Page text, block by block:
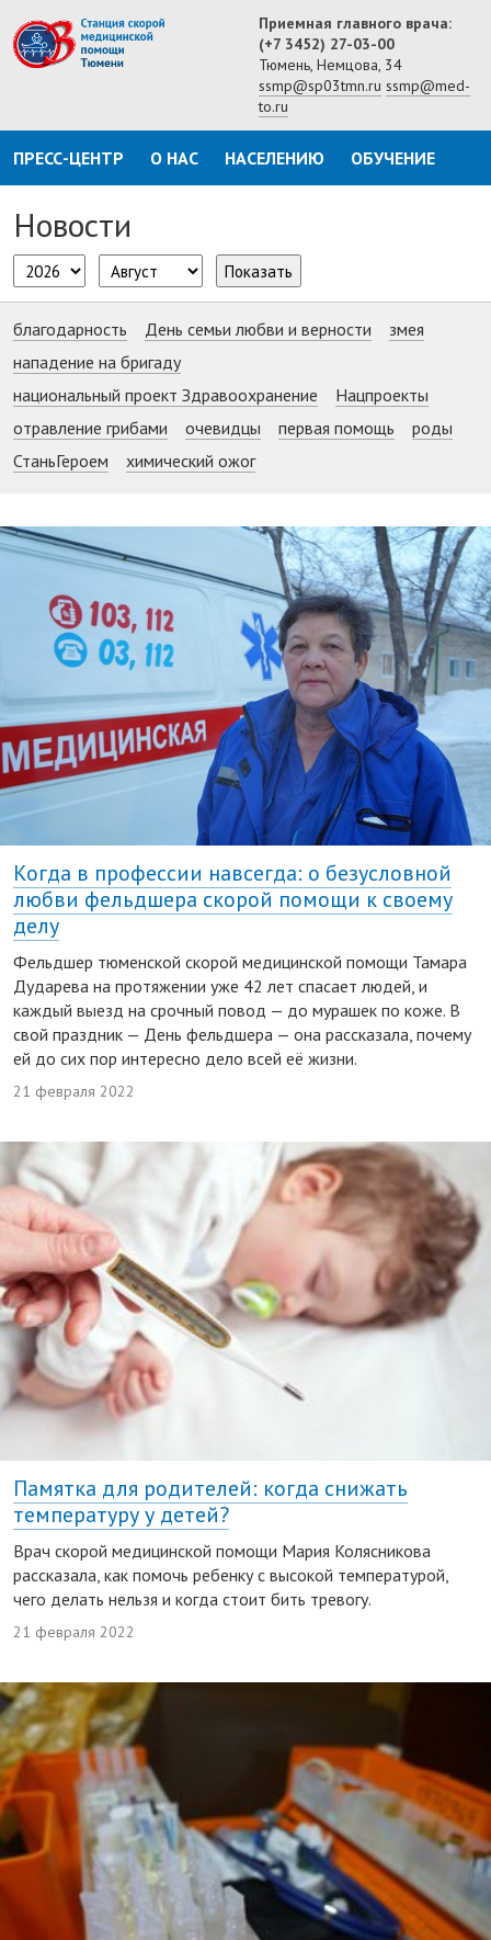
Приемная главного врача:
(+7 3452) 27-03-00
Тюмень, Немцова, 34
ssmp@sp03tmn.ru ssmp@med-
to.ru
ПРЕСС-ЦЕНТР О НАС НАСЕЛЕНИЮ ОБУЧЕНИЕ
Новости
Показать
благодарность День семьи любви и верности
змея
нападение на бригаду
национальный проект Здравоохранение
Нацпроекты
отравление грибами
очевидцы первая помощь
роды
СтаньГероем
химический ожог
Когда в профессии навсегда: о безусловной
любви фельдшера скорой помощи к своему
делу
Фельдшер тюменской скорой медицинской помощи Тамара
Дударева на протяжении уже 42 лет спасает людей, и
каждый выезд на срочный повод — до мурашек по коже. В
свой праздник — День фельдшера — она рассказала, почему
ей до сих пор интересно дело всей её жизни.
21 февраля 2022
Памятка для родителей: когда снижать
температуру у детей?
Врач скорой медицинской помощи Мария Колясникова
рассказала, как помочь ребенку с высокой температурой,
чего делать нельзя и когда стоит бить тревогу.
21 февраля 2022